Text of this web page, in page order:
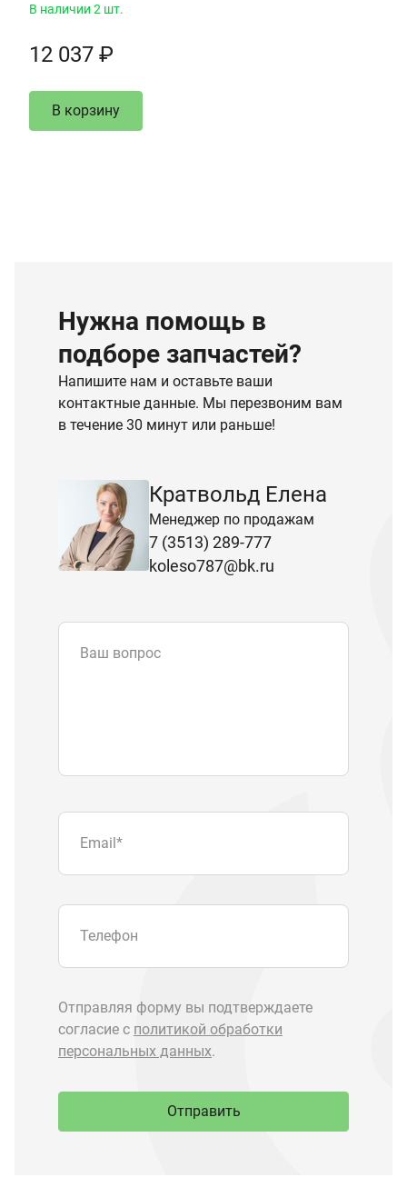
В наличии 2 шт.
12 037 ₽
В корзину
Нужна помощь в
подборе запчастей?
Напишите нам и оставьте ваши
контактные данные. Мы перезвоним вам
в течение 30 минут или раньше!
Кратвольд Елена
Менеджер по продажам
7 (3513) 289-777
koleso787@bk.ru
Ваш вопрос
Запчасти Урал
Запчасти Камаз
Спецпредложения